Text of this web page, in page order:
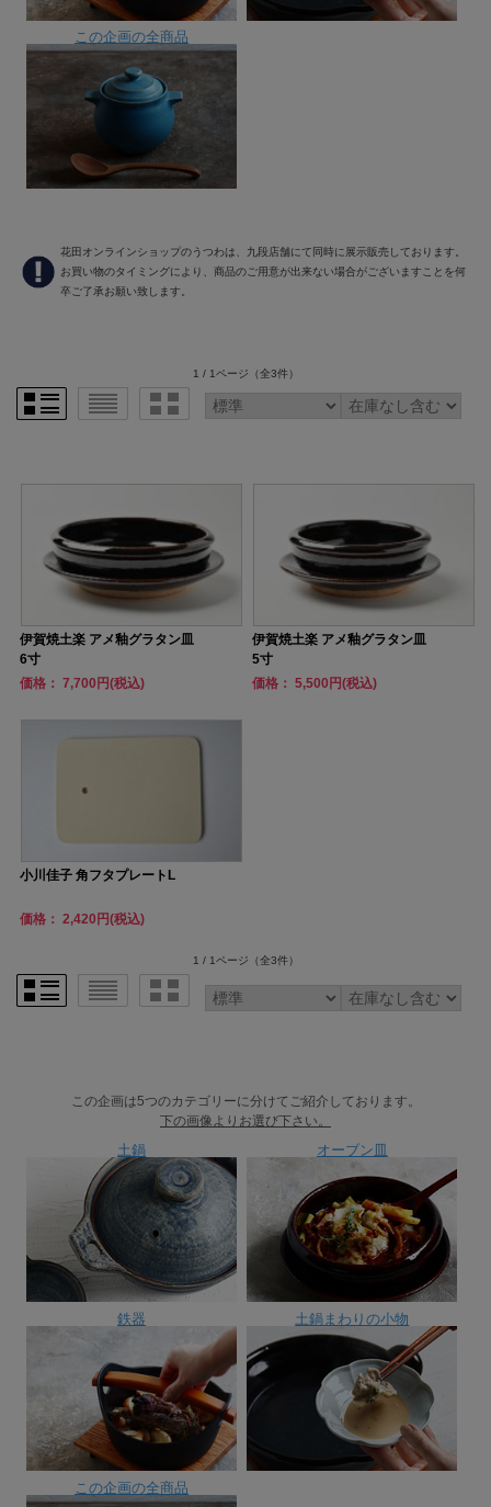
この企画の全商品
花田オンラインショップのうつわは、九段店舗にて同時に展示販売しております。
お買い物のタイミングにより、商品のご用意が出来ない場合がございますことを何
卒ご了承お願い致します。
1 / 1ページ （全3件）
伊賀焼土楽 アメ釉グラタン皿
6寸
価格： 7,700円(税込)
伊賀焼土楽 アメ釉グラタン皿
5寸
価格： 5,500円(税込)
小川佳子 角フタプレートL
価格： 2,420円(税込)
1 / 1ページ （全3件）
この企画は5つのカテゴリーに分けてご紹介しております。
下の画像よりお選び下さい。
土鍋 オーブン皿
鉄器 土鍋まわりの小物
この企画の全商品